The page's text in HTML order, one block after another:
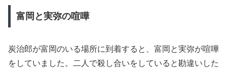
富岡と実弥の喧嘩
炭治郎が富岡のいる場所に到着すると、富岡と実弥が喧嘩
をしていました。二人で殺し合いをしていると勘違いした